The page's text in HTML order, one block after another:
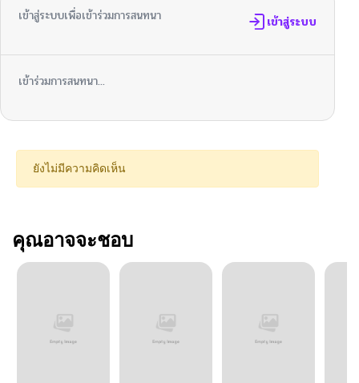
เข้าสู่ระบบเพื่อเข้าร่วมการสนทนา เข้าสู่ระบบ
เข้าร่วมการสนทนา...
ยังไม่มีความคิดเห็น
คุณอาจจะชอบ